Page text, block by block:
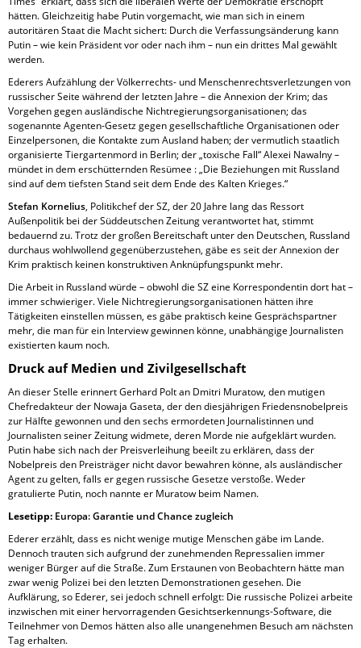
hätten. Gleichzeitig habe Putin vorgemacht, wie man sich in einem
autoritären Staat die Macht sichert: Durch die Verfassungsänderung kann
Putin – wie kein Präsident vor oder nach ihm – nun ein drittes Mal gewählt
werden.
Ederers Aufzählung der Völkerrechts- und Menschenrechtsverletzungen von
russischer Seite während der letzten Jahre – die Annexion der Krim; das
Vorgehen gegen ausländische Nichtregierungsorganisationen; das
sogenannte Agenten-Gesetz gegen gesellschaftliche Organisationen oder
Einzelpersonen, die Kontakte zum Ausland haben; der vermutlich staatlich
organisierte Tiergartenmord in Berlin; der „toxische Fall“ Alexei Nawalny –
mündet in dem erschütternden Resümee : „Die Beziehungen mit Russland
sind auf dem tiefsten Stand seit dem Ende des Kalten Krieges.“
Stefan Kornelius, Politikchef der SZ, der 20 Jahre lang das Ressort
Außenpolitik bei der Süddeutschen Zeitung verantwortet hat, stimmt
bedauernd zu. Trotz der großen Bereitschaft unter den Deutschen, Russland
durchaus wohlwollend gegenüberzustehen, gäbe es seit der Annexion der
Krim praktisch keinen konstruktiven Anknüpfungspunkt mehr.
Die Arbeit in Russland würde – obwohl die SZ eine Korrespondentin dort hat –
immer schwieriger. Viele Nichtregierungsorganisationen hätten ihre
Tätigkeiten einstellen müssen, es gäbe praktisch keine Gesprächspartner
mehr, die man für ein Interview gewinnen könne, unabhängige Journalisten
existierten kaum noch.
Druck auf Medien und Zivilgesellschaft
An dieser Stelle erinnert Gerhard Polt an Dmitri Muratow, den mutigen
Chefredakteur der Nowaja Gaseta, der den diesjährigen Friedensnobelpreis
zur Hälfte gewonnen und den sechs ermordeten Journalistinnen und
Journalisten seiner Zeitung widmete, deren Morde nie aufgeklärt wurden.
Putin habe sich nach der Preisverleihung beeilt zu erklären, dass der
Nobelpreis den Preisträger nicht davor bewahren könne, als ausländischer
Agent zu gelten, falls er gegen russische Gesetze verstoße. Weder
gratulierte Putin, noch nannte er Muratow beim Namen.
Lesetipp: Europa: Garantie und Chance zugleich
Ederer erzählt, dass es nicht wenige mutige Menschen gäbe im Lande.
Dennoch trauten sich aufgrund der zunehmenden Repressalien immer
weniger Bürger auf die Straße. Zum Erstaunen von Beobachtern hätte man
zwar wenig Polizei bei den letzten Demonstrationen gesehen. Die
Aufklärung, so Ederer, sei jedoch schnell erfolgt: Die russische Polizei arbeite
inzwischen mit einer hervorragenden Gesichtserkennungs-Software, die
Teilnehmer von Demos hätten also alle unangenehmen Besuch am nächsten
Tag erhalten.